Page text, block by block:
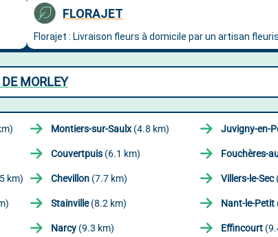
MORLEY
Montiers-sur-Saulx(4.8 km) Juvigny-en-
Couvertpuis (6.1 km) Fouchères-
km) Chevillon (7.7 km) Villers-le-Sec
Stainville(8.2 km) Nant-le-Petit
Narcy (9.3 km) Effincourt